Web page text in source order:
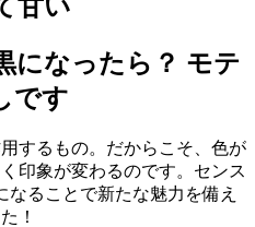
甘い
になったら？ モテ
です
するもの。だからこそ、色が
印象が変わるのです。センス
ることで新たな魅力を備え
！